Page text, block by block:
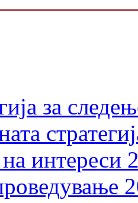
за
интереси